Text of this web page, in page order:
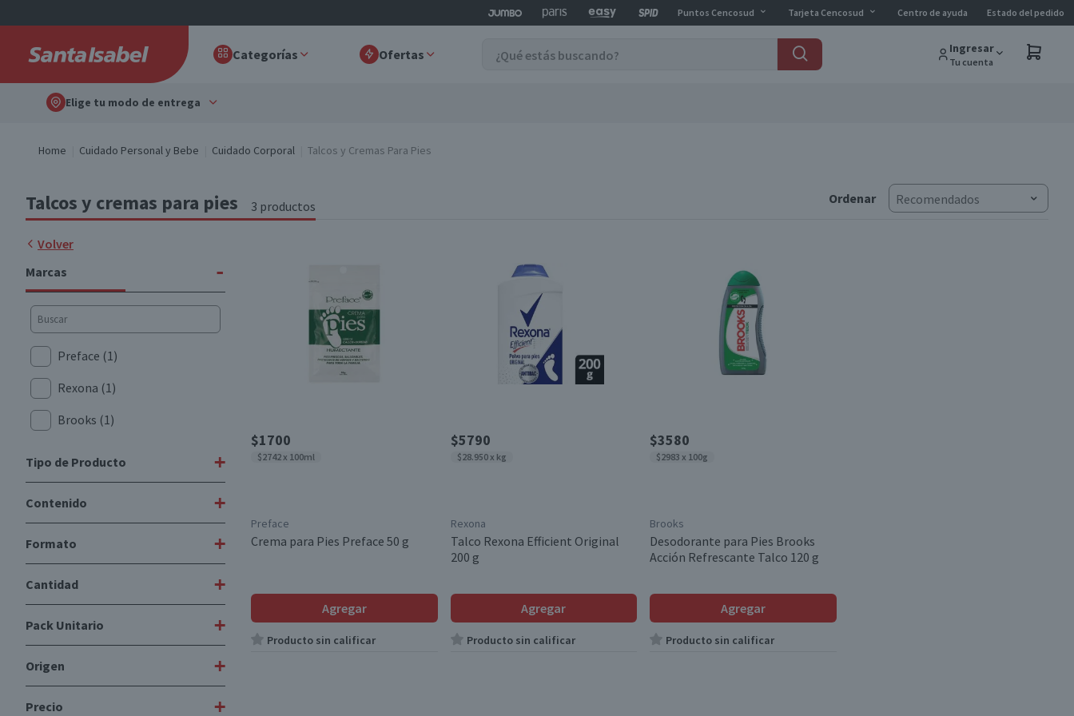
Puntos Cencosud Tarjeta Cencosud Centro de ayuda Estado del pedido
Categorías Ofertas Ingresar
Tu cuenta
Elige tu modo de entrega
Home Cuidado Personal y Bebe Cuidado Corporal Talcos y Cremas Para Pies
Talcos y cremas para pies 3 productos Ordenar Recomendados
Volver
Marcas
-
Preface (1)
Rexona (1)
Brooks (1)
Tipo de Producto +
Cremas de Tratamiento
Talcos para Pies
Desodorantes(1)
Contenido +
120 g
50 g
Formato +
Talco
Cantidad +
1 Unidad
Pack Unitario +
Unitario
Origen +
Nacional
Precio +
$1700
$2742 x 100ml
Preface
Crema para Pies Preface 50 g
Agregar
Producto sin calificar
$5790
$28.950 x kg
Rexona
Talco Rexona Efficient Original
200 g
Agregar
Producto sin calificar
$3580
$2983 x 100g
Brooks
Desodorante para Pies Brooks
Acción Refrescante Talco 120 g
Agregar
Producto sin calificar